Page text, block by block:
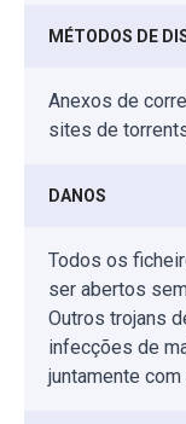
MÉTODOS DE
Anexos de
sites de
DANOS
Todos os
ser abertos
Outros trojans
infecções de
juntamente